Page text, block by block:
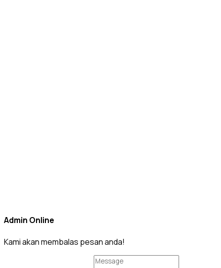
Admin Online
Kami akan membalas pesan anda!